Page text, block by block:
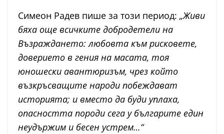
Симеон Радев пише за този период: „Живи
бяха още всичките добродетели на
Възраждането: любовта към рисковете,
доверието в гения на масата, тоя
юношески авантюризъм, чрез който
възкръсващите народи побеждават
историята; и вместо да буди уплаха,
опасността породи сега у българите един
неудържим и бесен устрем…“